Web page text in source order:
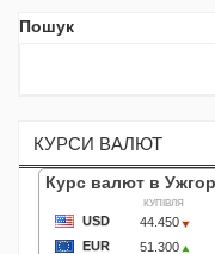
Пошук
КУРСИ ВАЛЮТ